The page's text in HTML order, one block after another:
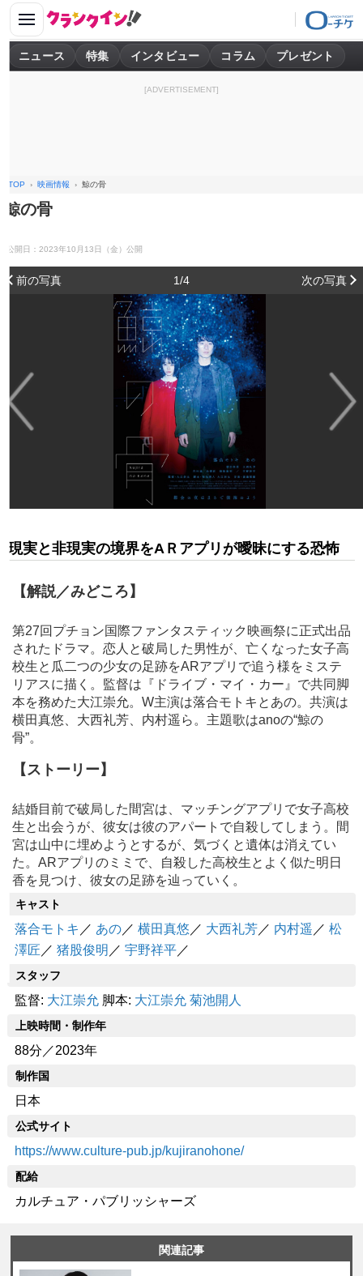
ニュース 特集 インタビュー コラム プレゼント
[ADVERTISEMENT]
TOP 映画情報 鯨の骨
鯨の骨
公開日：2023年10月13日（金）公開
前の写真 1/4 次の写真
現実と非現実の境界をAＲアプリが曖昧にする恐怖
【解説／みどころ】
第27回プチョン国際ファンタスティック映画祭に正式出品
されたドラマ。恋人と破局した男性が、亡くなった女子高
校生と瓜二つの少女の足跡をARアプリで追う様をミステ
リアスに描く。監督は『ドライブ・マイ・カー』で共同脚
本を務めた大江崇允。W主演は落合モトキとあの。共演は
横田真悠、大西礼芳、内村遥ら。主題歌はanoの“鯨の
骨”。
【ストーリー】
結婚目前で破局した間宮は、マッチングアプリで女子高校
生と出会うが、彼女は彼のアパートで自殺してしまう。間
宮は山中に埋めようとするが、気づくと遺体は消えてい
た。ARアプリのミミで、自殺した高校生とよく似た明日
香を見つけ、彼女の足跡を辿っていく。
キャスト
落合モトキ ／ あの／横田真悠 ／ 大西礼芳／ 内村遥 ／松
澤匠 ／猪股俊明 ／宇野祥平／
スタッフ
監督: 大江崇允 脚本: 大江崇允 菊池開人
上映時間・制作年
88分／2023年
制作国
日本
公式サイト
https://www.culture-pub.jp/kujiranohone/
配給
カルチュア・パブリッシャーズ
関連記事